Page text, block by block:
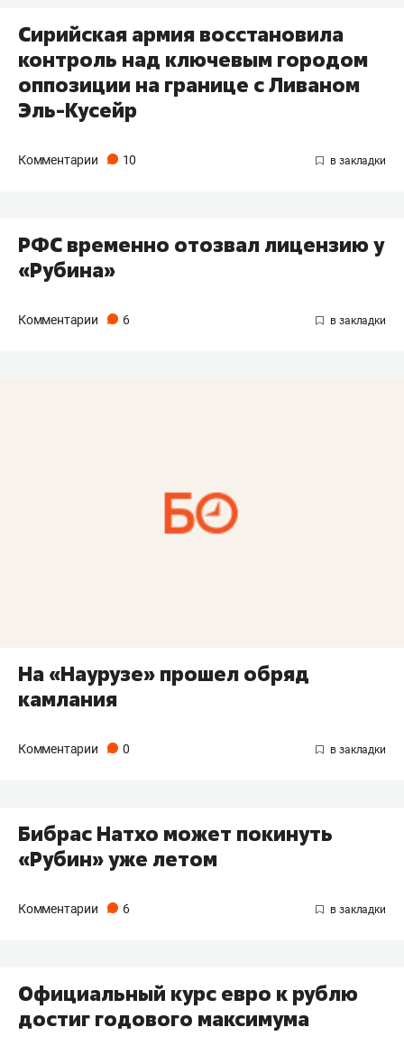
Сирийская армия восстановила
контроль над ключевым городом
оппозиции на границе с Ливаном
Эль-Кусейр
Комментарии 10
РФС временно отозвал лицензию у
«Рубина»
Комментарии 6
На «Наурузе» прошел обряд
камлания
Комментарии 0
Бибрас Натхо может покинуть
«Рубин» уже летом
Комментарии 6
Официальный курс евро к рублю
достиг годового максимума